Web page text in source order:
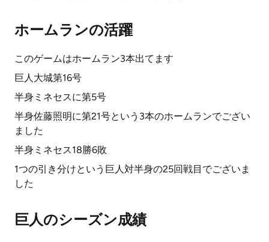
ホームランの活躍
このゲームはホームラン3本出てます
巨人大城第16号
半身ミネセスに第5号
半身佐藤照明に第21号という3本のホームランでござい
ました
半身ミネセス18勝6敗
1つの引き分けという巨人対半身の25回戦目でございま
した
巨人のシーズン成績